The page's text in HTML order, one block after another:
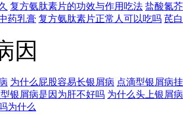
复方氨肽素片的功效与作用吃法 盐酸氮
药乳膏 复方氨肽素片正常人可以吃吗 芪
因
为什么屁股容易长银屑病 点滴型银屑病
银屑病是因为肝不好吗 为什么头上银屑
为什么